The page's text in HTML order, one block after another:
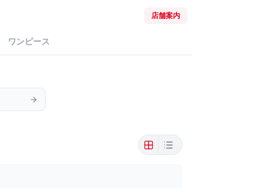
店舗案内
ワンピース